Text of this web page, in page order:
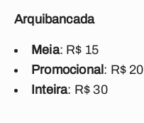
Arquibancada
Meia: R$ 15
Promocional : R$ 20
Inteira: R$ 30